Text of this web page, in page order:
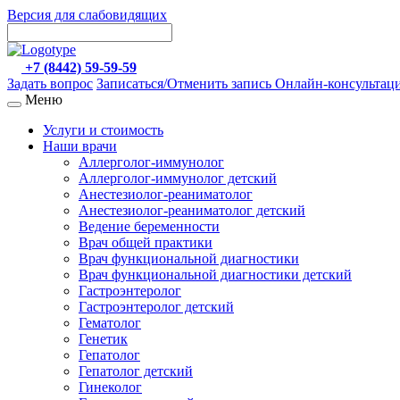
Версия для слабовидящих
+7 (8442) 59-59-59
Задать вопрос Записаться/Отменить запись Онлайн-
Меню
Услуги и стоимость
Наши врачи
Аллерголог-иммунолог
Аллерголог-иммунолог детский
Анестезиолог-реаниматолог
Анестезиолог-реаниматолог детский
Ведение беременности
Врач общей практики
Врач функциональной диагностики
Врач функциональной диагностики детский
Гастроэнтеролог
Гастроэнтеролог детский
Гематолог
Генетик
Гепатолог
Гепатолог детский
Гинеколог